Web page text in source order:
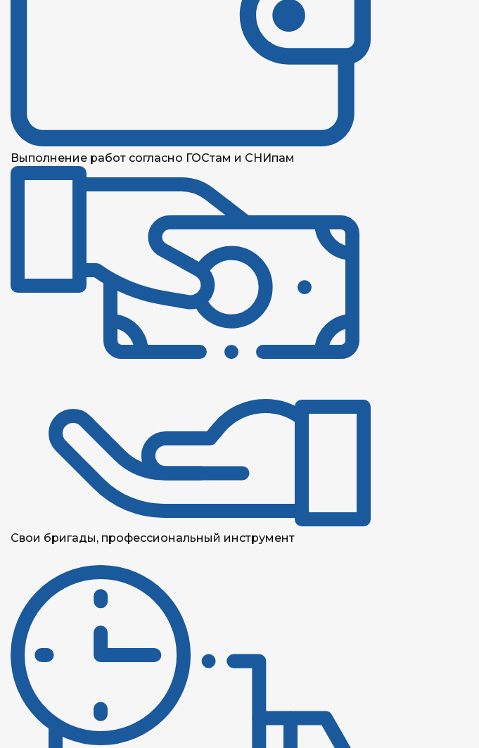
Выполнение работ согласно ГОСтам и СНИпам
Свои бригады, профессиональный инструмент